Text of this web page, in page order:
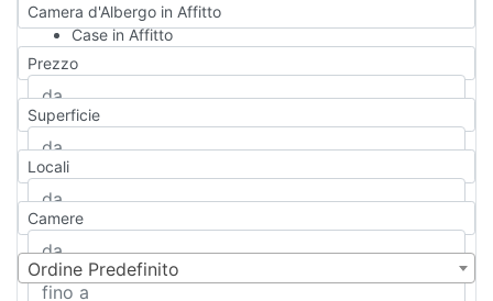
Camera d'Albergo in Affitto
Case in Affitto
Qualsiasi
Appartamento
Casa indipendente
Casa Semi-indipendente
Attico/Mansarda
Rustico/Casale
Camera d'Albergo
Multiproprietà
Prezzo
Superficie
Locali
Camere
Ordine Predefinito